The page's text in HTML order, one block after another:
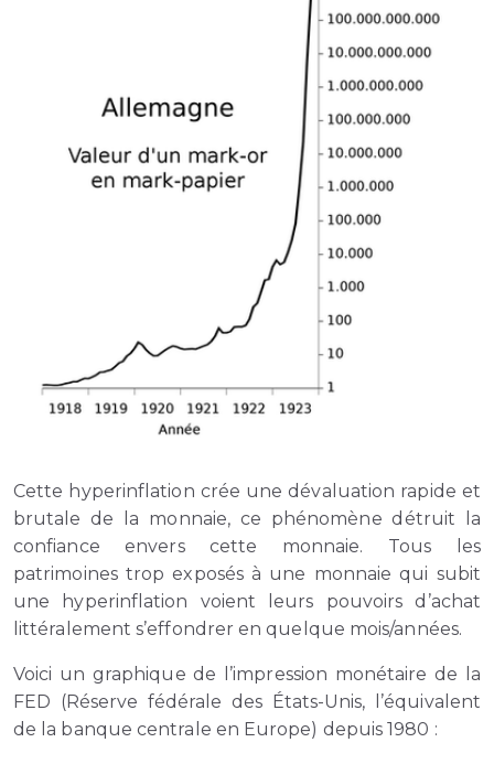
Cette hyperinflation crée une dévaluation rapide et
brutale de la monnaie, ce phénomène détruit la
confiance envers cette monnaie. Tous les
patrimoines trop exposés à une monnaie qui subit
une hyperinflation voient leurs pouvoirs d’achat
littéralement s’effondrer en quelque mois/années.
Voici un graphique de l’impression monétaire de la
FED (Réserve fédérale des États-Unis, l’équivalent
de la banque centrale en Europe) depuis 1980 :